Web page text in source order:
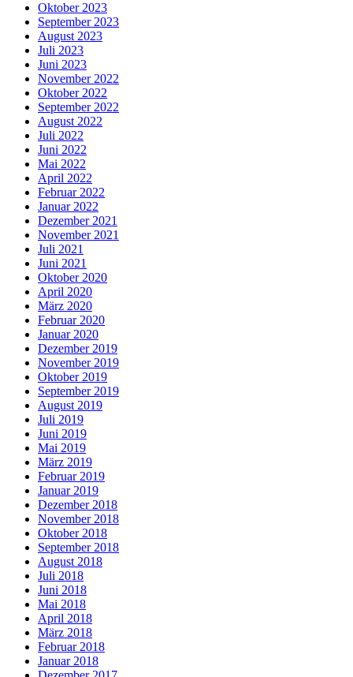
Oktober 2023
September 2023
August 2023
Juli 2023
Juni 2023
November 2022
Oktober 2022
September 2022
August 2022
Juli 2022
Juni 2022
Mai 2022
April 2022
Februar 2022
Januar 2022
Dezember 2021
November 2021
Juli 2021
Juni 2021
Oktober 2020
April 2020
März 2020
Februar 2020
Januar 2020
Dezember 2019
November 2019
Oktober 2019
September 2019
August 2019
Juli 2019
Juni 2019
Mai 2019
März 2019
Februar 2019
Januar 2019
Dezember 2018
November 2018
Oktober 2018
September 2018
August 2018
Juli 2018
Juni 2018
Mai 2018
April 2018
März 2018
Februar 2018
Januar 2018